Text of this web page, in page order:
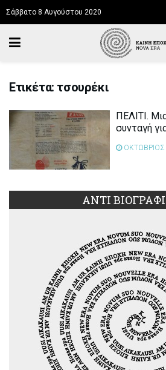
Σάββατο 8 Αυγούστου 2020
Ετικέτα: τσουρέκι
ΠΕΛΙΤΙ.
συνταγή
ΟΚΤΩΒΡΙΟΣ
ΑΝΤΙ